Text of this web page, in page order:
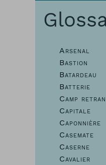
Arsenal
Bastion
Batardeau
Batterie
Camp
Capitale
Caponnière
Casemate
Caserne
Cavalier